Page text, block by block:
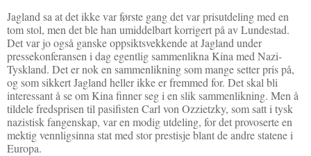
Jagland sa at det ikke var første gang det var prisutdeling med en
tom stol, men det ble han umiddelbart korrigert på av Lundestad.
Det var jo også ganske oppsiktsvekkende at Jagland under
pressekonferansen i dag egentlig sammenlikna Kina med Nazi-
Tyskland. Det er nok en sammenlikning som mange setter pris på,
og som sikkert Jagland heller ikke er fremmed for. Det skal bli
interessant å se om Kina finner seg i en slik sammenlikning. Men å
tildele fredsprisen til pasifisten Carl von Ozzietzky, som satt i tysk
nazistisk fangenskap, var en modig utdeling, for det provoserte en
mektig vennligsinna stat med stor prestisje blant de andre statene i
Europa.